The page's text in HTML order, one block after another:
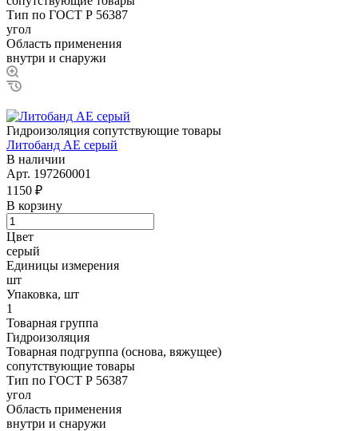
Тип по ГОСТ Р 56387
угол
Область применения
внутри и снаружи
Гидроизоляция сопутствующие товары
Литобанд AE серый
В наличии
Арт. 197260001
1150 ₽
В корзину
Цвет
серый
Единицы измерения
шт
Упаковка, шт
1
Товарная группа
Гидроизоляция
Товарная подгруппа (основа, вяжущее)
сопутствующие товары
Тип по ГОСТ Р 56387
угол
Область применения
внутри и снаружи